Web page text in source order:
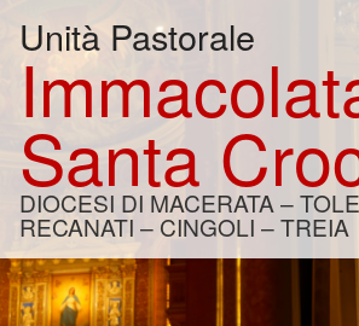
Unità Pastorale
Santa
DIOCESI DI MACERATA –
RECANATI – CINGOLI – TREIA